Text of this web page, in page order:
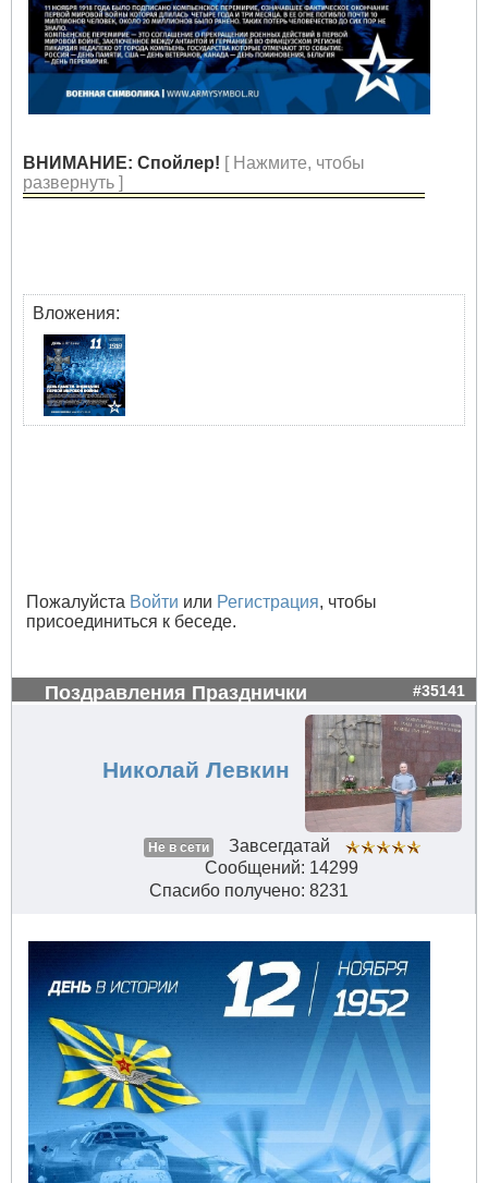
ВНИМАНИЕ: Спойлер! [ Нажмите, чтобы
развернуть ]
Вложения:
Пожалуйста Войти или Регистрация, чтобы
присоединиться к беседе.
Поздравления Празднички #35141
Николай Левкин
Не в сети
Завсегдатай
Сообщений: 14299
Спасибо получено: 8231